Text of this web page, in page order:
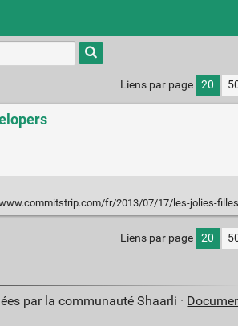
Liens par page 20
fr/2013/07/17/les-jolies-
Liens par page 20
par la communauté Shaarli ·